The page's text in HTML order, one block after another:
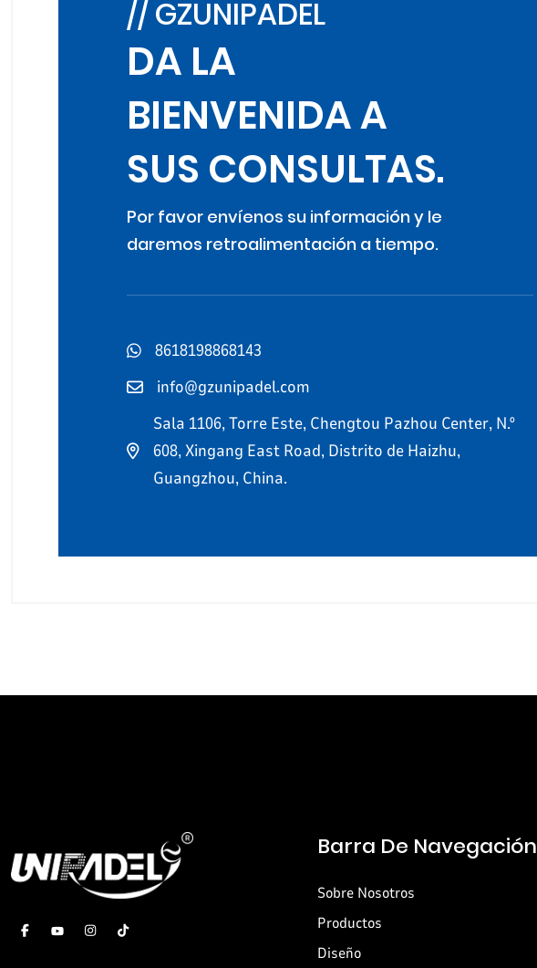
// GZUNIPADEL
DA LA
BIENVENIDA A
SUS CONSULTAS.
Por favor envíenos su información y le
daremos retroalimentación a tiempo.
8618198868143
info@gzunipadel.com
Sala 1106, Torre Este, Chengtou Pazhou Center, N.º
608, Xingang East Road, Distrito de Haizhu,
Guangzhou, China.
Barra De Navegación
Sobre Nosotros
Productos
Diseño